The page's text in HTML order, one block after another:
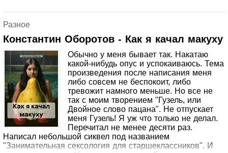
Разное
Константин Оборотов - Как я качал макуху
Обычно у меня бывает так. Накатаю
какой-нибудь опус и успокаиваюсь. Тема
произведения после написания меня
либо совсем не беспокоит, либо
тревожит намного меньше. Но все не
так с моим творением "Гузель, или
Двойное слово пацана". Не отпускает
меня Гузель! Я уж что только не делал.
Перечитал не менее десяти раз.
Написал небольшой сиквел под названием
"Занимательная сексология для старшеклассников". И